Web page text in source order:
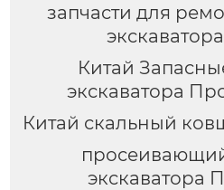
запчасти для
Китай
экскаватора
Китай скальный
экскаватора